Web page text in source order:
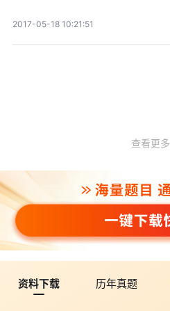
2017-05-18 10:21:51
查看更多
资料下载 历年真题